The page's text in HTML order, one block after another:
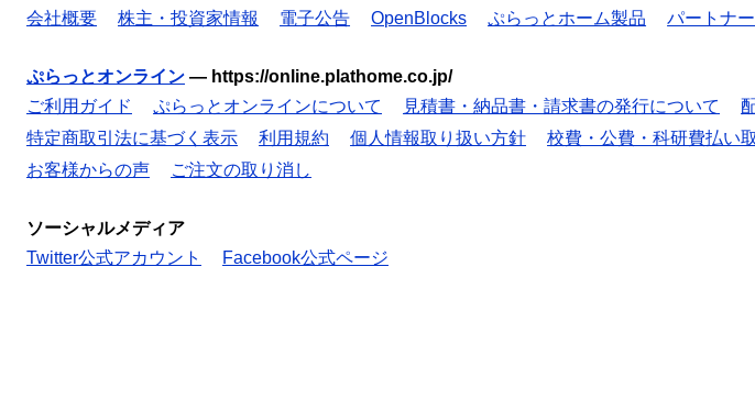
会社概要
株主・投資家情報 電子公告 OpenBlocks ぷらっとホーム製品 パートナ
ぷらっとオンライン — https://online.plathome.co.jp/
ご利用ガイド
ぷらっとオンラインについて 見積書・納品書・請求書の発行について
特定商取引法に基づく表示
利用規約 個人情報取り扱い方針 校費・公費・科研費払い
お客様からの声
ご注文の取り消し
ソーシャルメディア
Twitter公式アカウント
Facebook公式ページ